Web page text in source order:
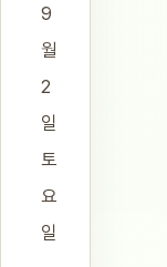
9
월
2
일
토
요
일